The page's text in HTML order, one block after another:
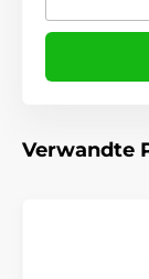
Verwandte